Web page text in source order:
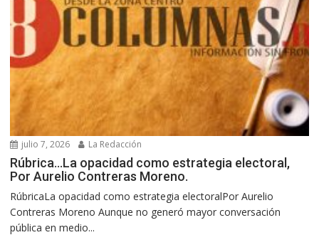
julio 7, 2026 La Redacción
Rúbrica…La opacidad como estrategia electoral,
Por Aurelio Contreras Moreno.
RúbricaLa opacidad como estrategia electoralPor Aurelio
Contreras Moreno Aunque no generó mayor conversación
pública en medio...